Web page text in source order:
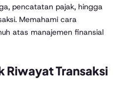
pencatatan pajak, hingga
Memahami cara
atas manajemen finansial
Transaksi